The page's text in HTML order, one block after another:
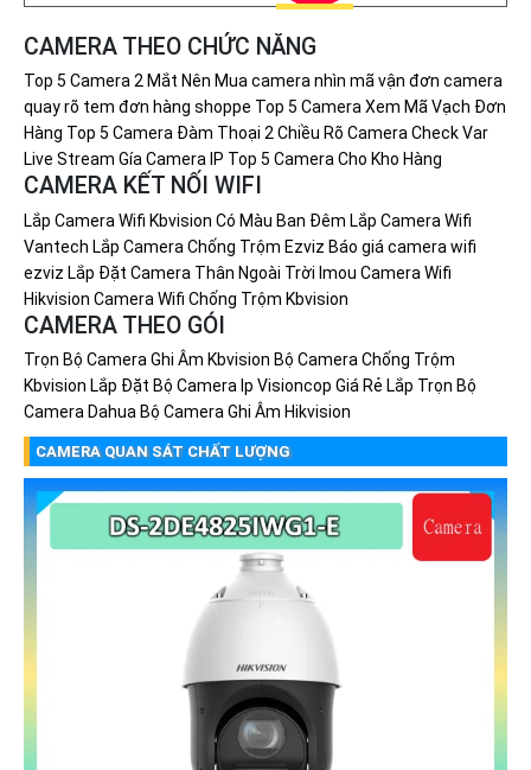
CAMERA THEO CHỨC NĂNG
Top 5 Camera 2 Mắt Nên Mua camera nhìn mã vận đơn camera
quay rõ tem đơn hàng shoppe Top 5 Camera Xem Mã Vạch Đơn
Hàng Top 5 Camera Đàm Thoại 2 Chiều Rõ Camera Check Var
Live Stream Gía Camera IP Top 5 Camera Cho Kho Hàng
CAMERA KẾT NỐI WIFI
Lắp Camera Wifi Kbvision Có Màu Ban Đêm Lắp Camera Wifi
Vantech Lắp Camera Chống Trộm Ezviz Báo giá camera wifi
ezviz Lắp Đặt Camera Thân Ngoài Trời Imou Camera Wifi
Hikvision Camera Wifi Chống Trộm Kbvision
CAMERA THEO GÓI
Trọn Bộ Camera Ghi Âm Kbvision Bộ Camera Chống Trộm
Kbvision Lắp Đặt Bộ Camera Ip Visioncop Giá Rẻ Lắp Trọn Bộ
Camera Dahua Bộ Camera Ghi Âm Hikvision
CAMERA QUAN SÁT CHẤT LƯỢNG